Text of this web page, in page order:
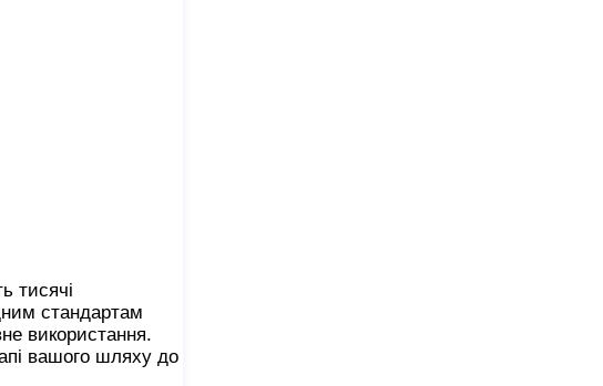
тисячі
стандартам
використання.
вашого шляху до